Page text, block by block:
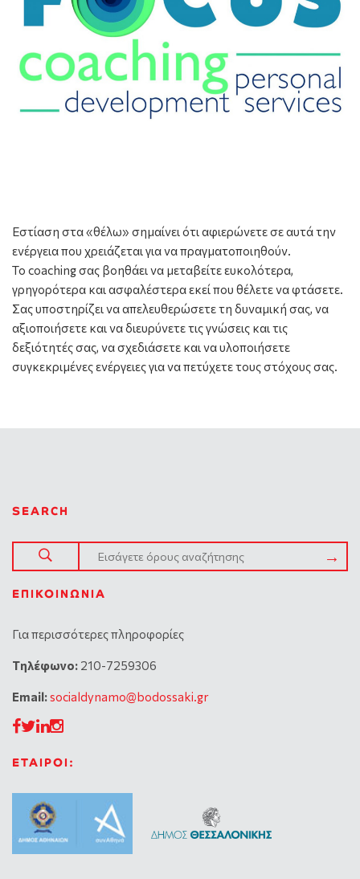
Εστίαση στα «θέλω» σημαίνει ότι αφιερώνετε σε αυτά την
ενέργεια που χρειάζεται για να πραγματοποιηθούν.
To coaching σας βοηθάει να μεταβείτε ευκολότερα,
γρηγορότερα και ασφαλέστερα εκεί που θέλετε να φτάσετε.
Σας υποστηρίζει να απελευθερώσετε τη δυναμική σας, να
αξιοποιήσετε και να διευρύνετε τις γνώσεις και τις
δεξιότητές σας, να σχεδιάσετε και να υλοποιήσετε
συγκεκριμένες ενέργειες για να πετύχετε τους στόχους σας.
SEARCH
ΕΠΙΚΟΙΝΩΝΊΑ
Για περισσότερες πληροφορίες
Tηλέφωνο: 210-7259306
Email:socialdynamo@bodossaki.gr
ΕΤΑΙΡΟΙ: